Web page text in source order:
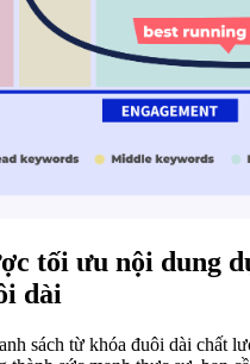
tối ưu nội dung
dài
sách từ khóa đuôi dài chất